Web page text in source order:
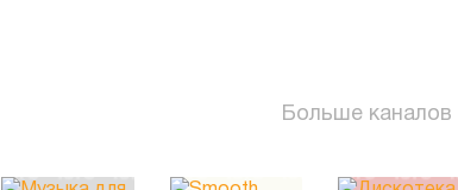
Больше каналов